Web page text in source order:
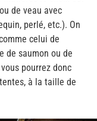
de veau avec
perlé, etc.). On
celui de
de saumon ou de
pourrez donc
à la taille de